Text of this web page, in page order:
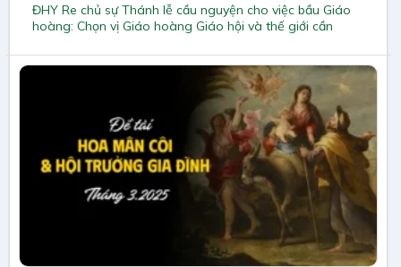
ĐHY Re chủ sự Thánh lễ cầu nguyện cho việc bầu Giáo
hoàng: Chọn vị Giáo hoàng Giáo hội và thế giới cần